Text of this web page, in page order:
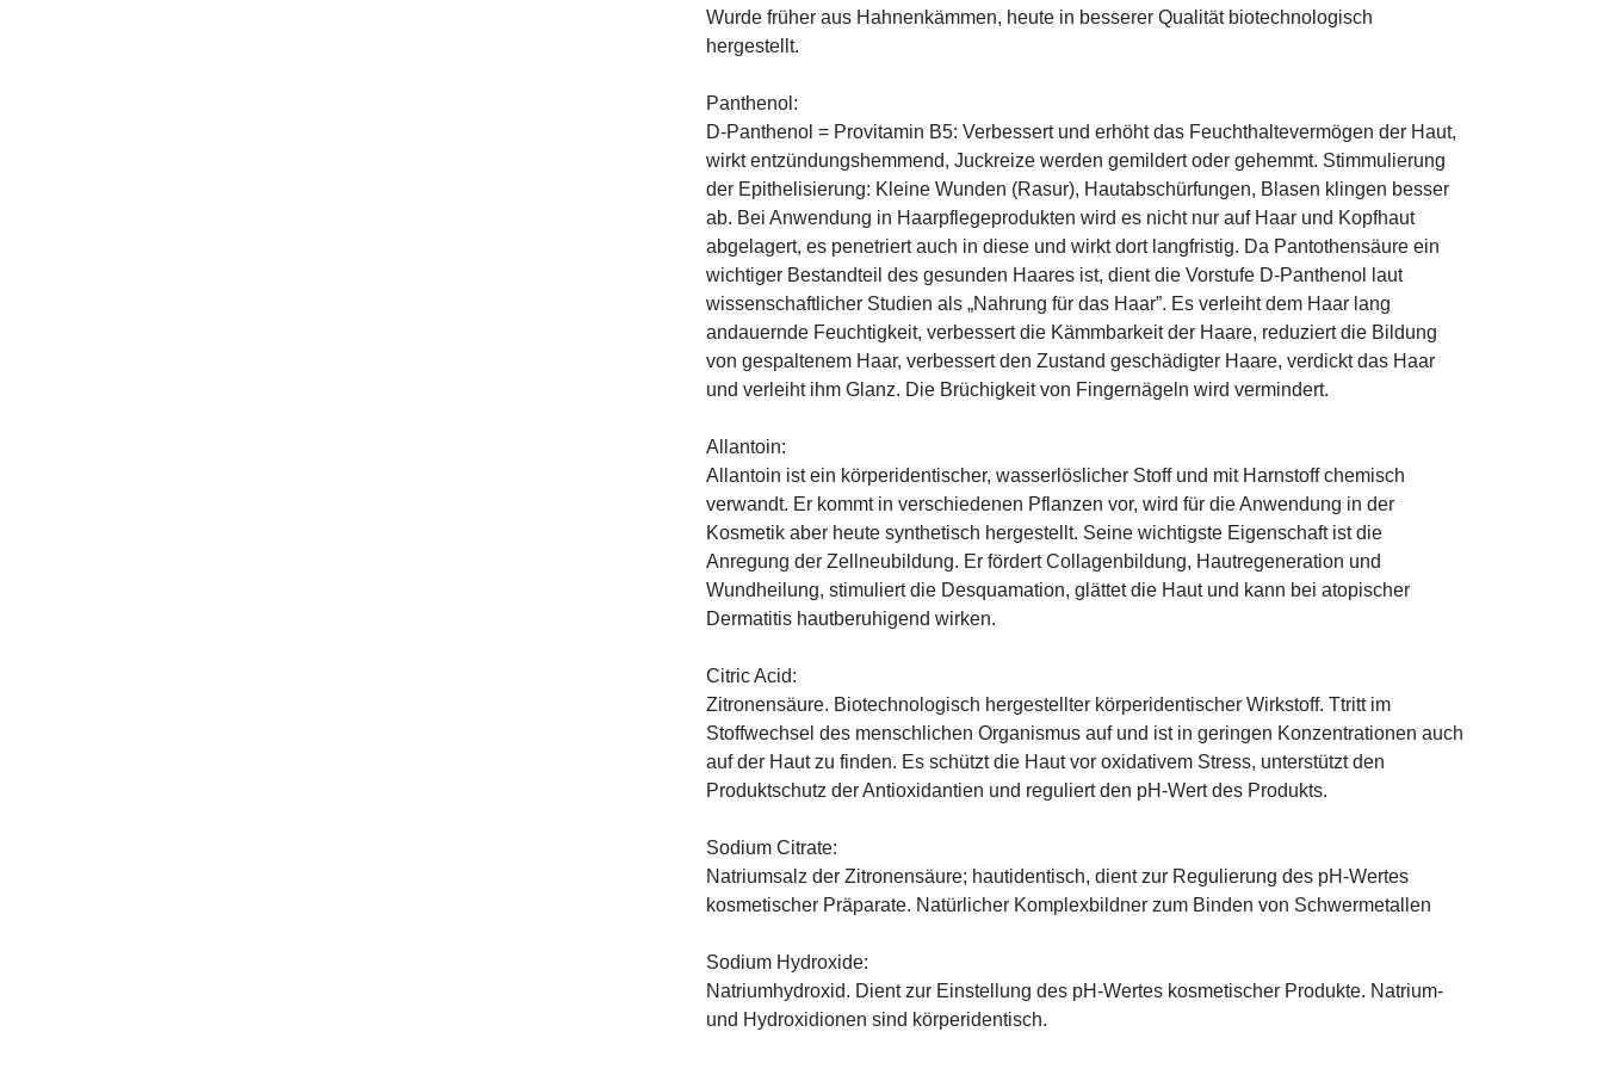
Wurde früher aus Hahnenkämmen, heute in besserer Qualität biotechnologisch
hergestellt.
Panthenol:
D-Panthenol = Provitamin B5: Verbessert und erhöht das Feuchthaltevermögen der Haut,
wirkt entzündungshemmend, Juckreize werden gemildert oder gehemmt. Stimmulierung
der Epithelisierung: Kleine Wunden (Rasur), Hautabschürfungen, Blasen klingen besser
ab. Bei Anwendung in Haarpflegeprodukten wird es nicht nur auf Haar und Kopfhaut
abgelagert, es penetriert auch in diese und wirkt dort langfristig. Da Pantothensäure ein
wichtiger Bestandteil des gesunden Haares ist, dient die Vorstufe D-Panthenol laut
wissenschaftlicher Studien als „Nahrung für das Haar”. Es verleiht dem Haar lang
andauernde Feuchtigkeit, verbessert die Kämmbarkeit der Haare, reduziert die Bildung
von gespaltenem Haar, verbessert den Zustand geschädigter Haare, verdickt das Haar
und verleiht ihm Glanz. Die Brüchigkeit von Fingernägeln wird vermindert.
Allantoin:
Allantoin ist ein körperidentischer, wasserlöslicher Stoff und mit Harnstoff chemisch
verwandt. Er kommt in verschiedenen Pflanzen vor, wird für die Anwendung in der
Kosmetik aber heute synthetisch hergestellt. Seine wichtigste Eigenschaft ist die
Anregung der Zellneubildung. Er fördert Collagenbildung, Hautregeneration und
Wundheilung, stimuliert die Desquamation, glättet die Haut und kann bei atopischer
Dermatitis hautberuhigend wirken.
Citric Acid:
Zitronensäure. Biotechnologisch hergestellter körperidentischer Wirkstoff. Ttritt im
Stoffwechsel des menschlichen Organismus auf und ist in geringen Konzentrationen auch
auf der Haut zu finden. Es schützt die Haut vor oxidativem Stress, unterstützt den
Produktschutz der Antioxidantien und reguliert den pH-Wert des Produkts.
Sodium Citrate:
Natriumsalz der Zitronensäure; hautidentisch, dient zur Regulierung des pH-Wertes
kosmetischer Präparate. Natürlicher Komplexbildner zum Binden von Schwermetallen
Sodium Hydroxide:
Natriumhydroxid. Dient zur Einstellung des pH-Wertes kosmetischer Produkte. Natrium-
und Hydroxidionen sind körperidentisch.